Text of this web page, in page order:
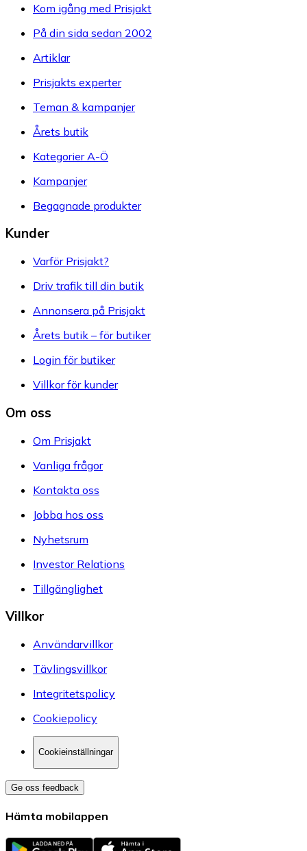
Kom igång med Prisjakt
På din sida sedan 2002
Artiklar
Prisjakts experter
Teman & kampanjer
Årets butik
Kategorier A-Ö
Kampanjer
Begagnade produkter
Kunder
Varför Prisjakt?
Driv trafik till din butik
Annonsera på Prisjakt
Årets butik – för butiker
Login för butiker
Villkor för kunder
Om oss
Om Prisjakt
Vanliga frågor
Kontakta oss
Jobba hos oss
Nyhetsrum
Investor Relations
Tillgänglighet
Villkor
Användarvillkor
Tävlingsvillkor
Integritetspolicy
Cookiepolicy
Cookieinställningar
Ge oss feedback
Hämta mobilappen